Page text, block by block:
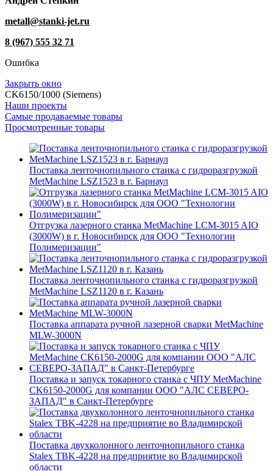
metall@stanki-jet.ru
8 (967) 555 32 71
Ошибка
Закрыть окно
CK6150/1000 (Siemens)
Наши проекты
Самые продаваемые товары
Просмотренные товары
Поставка ленточнопильного станка c гидроразгрузкой
MetMachine LSZ1523 в г. Барнаул
Отгрузка лазерного станка MetMachine LCM-3015 AIO
(3000W) в г. Новосибирск для ООО "Технологии
Полимеризации"
Поставка ленточнопильного станка c гидроразгрузкой
MetMachine LSZ1120 в г. Казань
Поставка аппарата ручной лазерной сварки MetMachine
MLW-3000N
Поставка и запуск токарного станка с ЧПУ MetMachine
CK6150-2000G для компании ООО "АЛС СЕВЕРО-
ЗАПАД" в Санкт-Петербурге
Поставка двухколонного ленточнопильного станка
Stalex TBK-4228 на предприятие во Владимирской
области